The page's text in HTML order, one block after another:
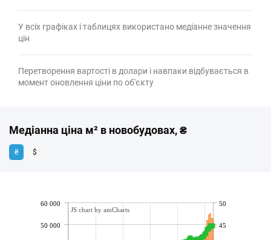
У всіх графіках і таблицях використано медіанне значення
цін
Перетворення вартості в долари і навпаки відбувається в
момент оновлення ціни по об'єкту
Медіанна ціна м² в новобудовах, ₴
₴ $
50 000
60 000
45
50
JS chart by amCharts